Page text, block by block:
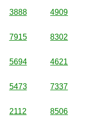
3888 4909
7915 8302
5694 4621
5473 7337
2112 8506